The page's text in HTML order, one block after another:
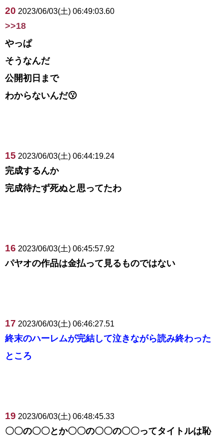
20 2023/06/03(土) 06:49:03.60
>>18
やっぱ
そうなんだ
公開初日まで
わからないんだ😗
15 2023/06/03(土) 06:44:19.24
完成するんか
完成待たず死ぬと思ってたわ
16 2023/06/03(土) 06:45:57.92
パヤオの作品は金払って見るものではない
17 2023/06/03(土) 06:46:27.51
終末のハーレムが完結して泣きながら読み終わった
ところ
19 2023/06/03(土) 06:48:45.33
〇〇の〇〇とか〇〇の〇〇の〇〇ってタイトルは恥